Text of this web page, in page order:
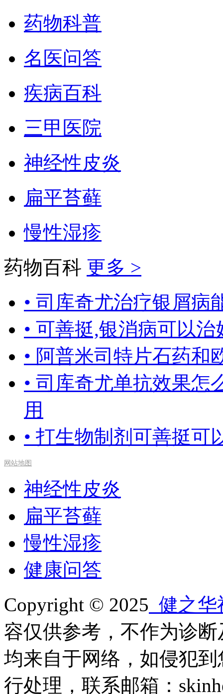
药物科普
名医问答
疾病百科
三甲医院
神经性皮炎
扁平苔藓
慢性湿疹
药物百科 更多 >
• 司库奇尤治疗银屑病
• 可善挺,银消病可以治
• 阿普米司特片石药和
• 司库奇尤单抗效果怎
用
• 打生物制剂可善挺可
网站地图
神经性皮炎
扁平苔藓
慢性湿疹
健康问答
Copyright © 2025 健之华
容仅供参考，不作为诊
均来自于网络，如侵犯
行处理，联系邮箱：